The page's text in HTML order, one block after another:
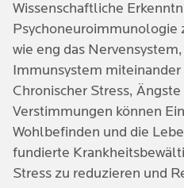
Wissenschaftliche
Psychoneuroimmunologie
wie eng das
Immunsystem miteinander
Chronischer Stress,
Verstimmungen können
Wohlbefinden und die
fundierte
Stress zu reduzieren und